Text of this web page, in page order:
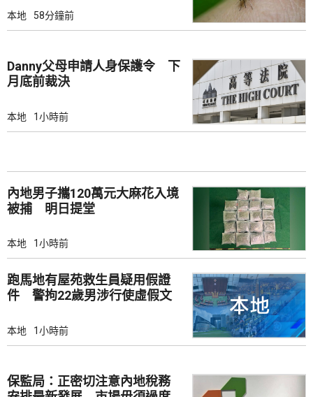
本地 58分鐘前
Danny父母申請人身保護令 下
月底前裁決
本地 1小時前
內地男子攜120萬元大麻花入境
被捕 明日提堂
本地 1小時前
跑馬地有屋苑救生員疑用假證
件 警拘22歲男涉行使虛假文
本地 1小時前
保監局：正密切注意內地稅務